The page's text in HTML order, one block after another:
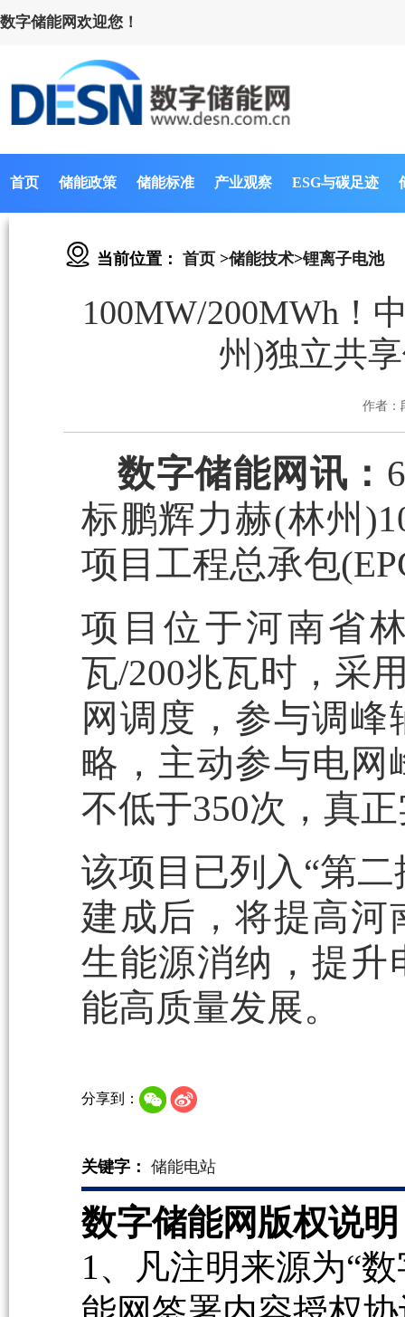
数字储能网欢迎您！
首页 储能政策 储能标准 产业观察 ESG与碳足迹
当前位置： 首页 >储能技术>锂离子电池
100MW/200MWh！
州)独立共
作者：
数字储能网讯：
标鹏辉力赫(林州
项目工程总承包
项目位于河南省
瓦/200兆瓦时，采
网调度，参与调
略，主动参与电网
不低于350次，真
该项目已列入“第
建成后，将提高河
生能源消纳，提升
能高质量发展。
分享到：
关键字： 储能电站
数字储能网版权说
1、凡注明来源为“